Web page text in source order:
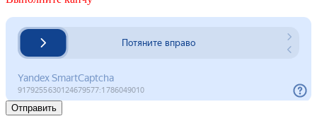
Отправить